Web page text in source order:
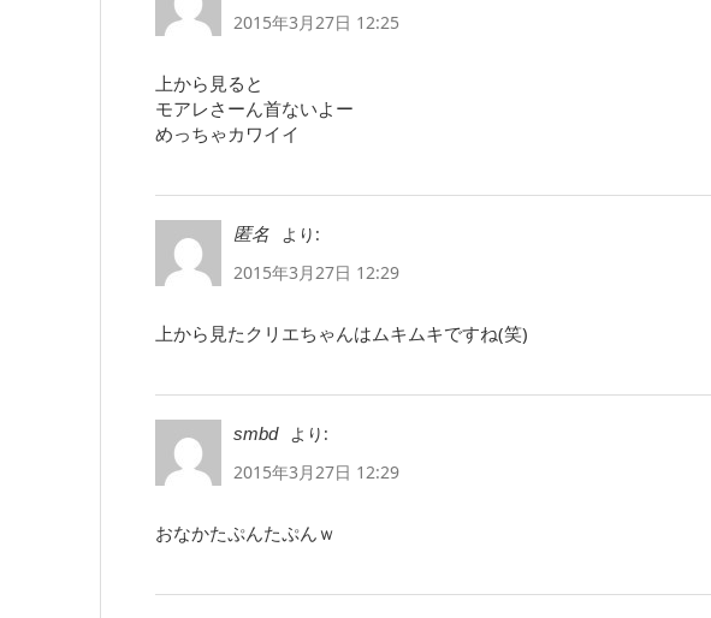
2015年3月27日 12:25
上から見ると
モアレさーん首ないよー
めっちゃカワイイ
匿名
より:
2015年3月27日 12:29
上から見たクリエちゃんはムキムキですね(笑)
smbd
より:
2015年3月27日 12:29
おなかたぷんたぷんｗ